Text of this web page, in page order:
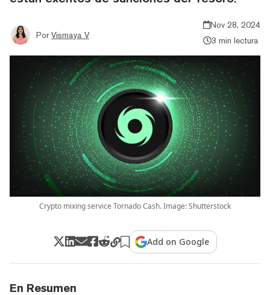
Por Vismaya V
Nov 28, 2024
3 min lectura
Crypto mixing service Tornado Cash. Image: Shutterstock
Add on Google
En Resumen